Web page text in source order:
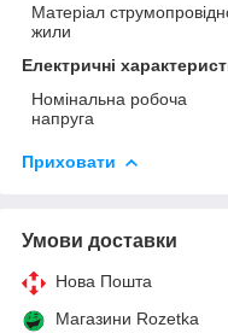
Матеріал
жили
Електричні
Номінальна робоча
напруга
Приховати
Умови доставки
Нова Пошта
Магазини Rozetka